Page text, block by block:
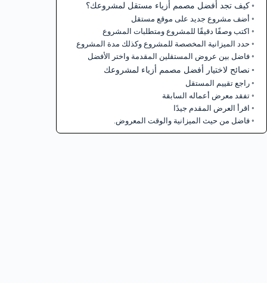
كيف تجد أفضل مصمم أزياء مستقل لمشروعك؟
أضف مشروع جديد على موقع مستقل
اكتب وصفًا دقيقًا للمشروع ومتطلبات المشروع
حدد الميزانية المخصصة للمشروع وكذلك مدة المشروع
فاضل بين عروض المستقلين المقدمة واختر الأفضل
نصائح لاختيار أفضل مصمم أزياء لمشروعك
راجع تقييم المستقل
تفقد معرض أعماله السابقة
اقرأ العرض المقدم جيدًا
فاضل من حيث الميزانية والوقت المعروض.